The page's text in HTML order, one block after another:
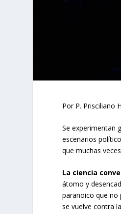
Por P. Prisciliano
Se experimentan
escenarios
que muchas
La ciencia
átomo y
paranoico que no
se vuelve contra